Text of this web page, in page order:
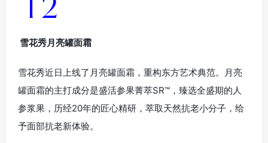
雪花秀月亮罐面霜
雪花秀近日上线了月亮罐面霜，重构东方艺术典范。月亮
罐面霜的主打成分是盛活参果菁萃SR™，臻选全盛期的人
参浆果，历经20年的匠心精研，萃取天然抗老小分子，给
予面部抗老新体验。